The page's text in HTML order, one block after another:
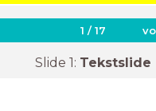
1 /17
Slide 1: Tekstslide